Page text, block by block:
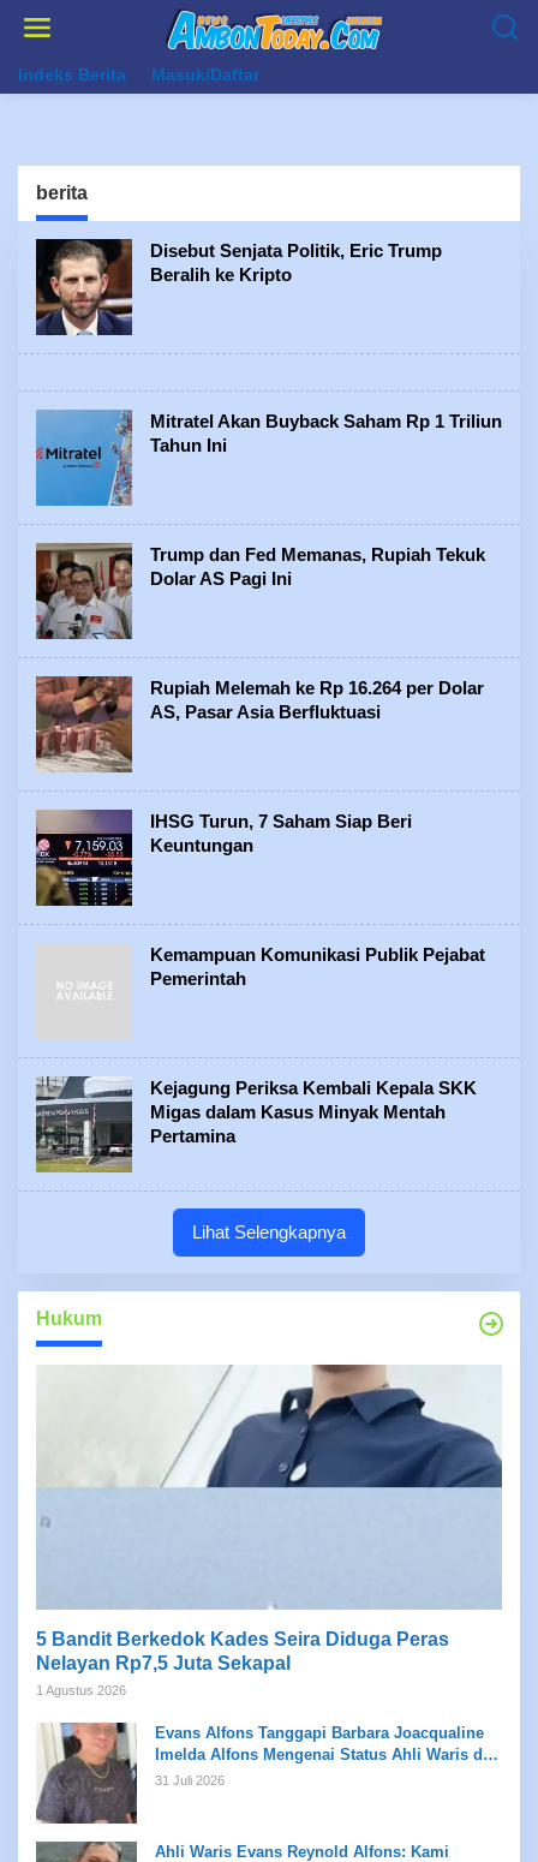
Indeks Berita Masuk/Daftar
berita
Disebut Senjata Politik, Eric Trump
Beralih ke Kripto
Mitratel Akan Buyback Saham Rp 1 Triliun
Tahun Ini
Trump dan Fed Memanas, Rupiah Tekuk
Dolar AS Pagi Ini
Rupiah Melemah ke Rp 16.264 per Dolar
AS, Pasar Asia Berfluktuasi
IHSG Turun, 7 Saham Siap Beri
Keuntungan
Kemampuan Komunikasi Publik Pejabat
Pemerintah
Kejagung Periksa Kembali Kepala SKK
Migas dalam Kasus Minyak Mentah
Pertamina
Lihat Selengkapnya
Hukum
5 Bandit Berkedok Kades Seira Diduga Peras
Nelayan Rp7,5 Juta Sekapal
1 Agustus 2026
Evans Alfons Tanggapi Barbara Joacqualine
Imelda Alfons Mengenai Status Ahli Waris dan
Putusan Pengadilan
31 Juli 2026
Ahli Waris Evans Reynold Alfons: Kami